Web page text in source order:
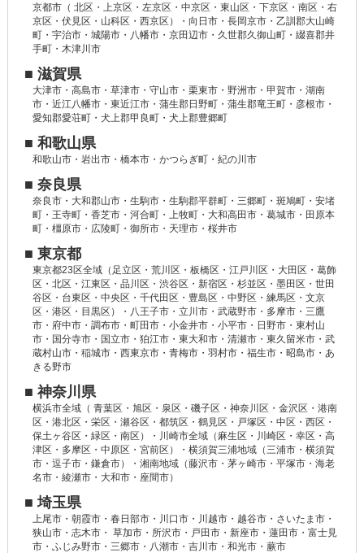
京都市（ 北区・上京区・左京区・中京区・東山区・下京区・南区・右
京区・伏見区・山科区・西京区）・向日市・長岡京市・乙訓郡大山崎
町・宇治市・城陽市・八幡市・京田辺市・久世郡久御山町・綴喜郡井
手町・木津川市
■ 滋賀県
大津市・高島市・草津市・守山市・栗東市・野洲市・甲賀市・湖南
市・近江八幡市・東近江市・蒲生郡日野町・蒲生郡竜王町・彦根市・
愛知郡愛荘町・犬上郡甲良町・犬上郡豊郷町
■ 和歌山県
和歌山市・岩出市・橋本市・かつらぎ町・紀の川市
■ 奈良県
奈良市・大和郡山市・生駒市・生駒郡平群町・三郷町・斑鳩町・安堵
町・王寺町・香芝市・河合町・上牧町・大和高田市・葛城市・田原本
町・橿原市・広陵町・御所市・天理市・桜井市
■ 東京都
東京都23区全域（足立区・荒川区・板橋区・江戸川区・大田区・葛飾
区・北区・江東区・品川区・渋谷区・新宿区・杉並区・墨田区・世田
谷区・台東区・中央区・千代田区・豊島区・中野区・練馬区・文京
区・港区・目黒区）・八王子市・立川市・武蔵野市・多摩市・三鷹
市・府中市・調布市・町田市・小金井市・小平市・日野市・東村山
市・国分寺市・国立市・狛江市・東大和市・清瀬市・東久留米市・武
蔵村山市・稲城市・西東京市・青梅市・羽村市・福生市・昭島市・あ
きる野市
■ 神奈川県
横浜市全域（ 青葉区・旭区・泉区・磯子区・神奈川区・金沢区・港南
区・港北区・栄区・瀬谷区・都筑区・鶴見区・戸塚区・中区・西区・
保土ヶ谷区・緑区・南区）・川崎市全域（麻生区・川崎区・幸区・高
津区・多摩区・中原区・宮前区）・横須賀三浦地域（三浦市・横須賀
市・逗子市・鎌倉市）・湘南地域（藤沢市・茅ヶ崎市・平塚市・海老
名市・綾瀬市・大和市・座間市）
■ 埼玉県
上尾市・朝霞市・春日部市・川口市・川越市・越谷市・さいたま市・
狭山市・志木市・ 草加市・所沢市・戸田市・新座市・蓮田市・富士見
市・ふじみ野市・三郷市・八潮市・吉川市・和光市・蕨市